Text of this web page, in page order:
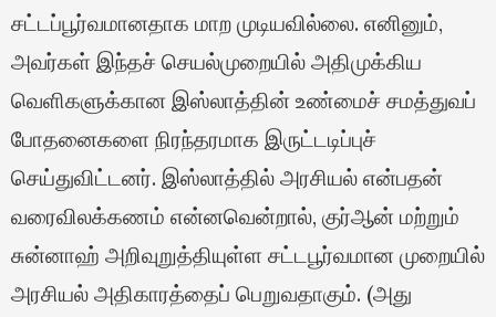
சட்டப்பூர்வமானதாக மாற முடியவில்லை. எனினும்,
அவர்கள் இந்தச் செயல்முறையில் அதிமுக்கிய
வெளிகளுக்கான இஸ்லாத்தின் உண்மைச் சமத்துவப்
போதனைகளை நிரந்தரமாக இருட்டடிப்புச்
செய்துவிட்டனர். இஸ்லாத்தில் அரசியல் என்பதன்
வரைவிலக்கணம் என்னவென்றால், குர்ஆன் மற்றும்
சுன்னாஹ் அறிவுறுத்தியுள்ள சட்டபூர்வமான முறையில்
அரசியல் அதிகாரத்தைப் பெறுவதாகும். (அது